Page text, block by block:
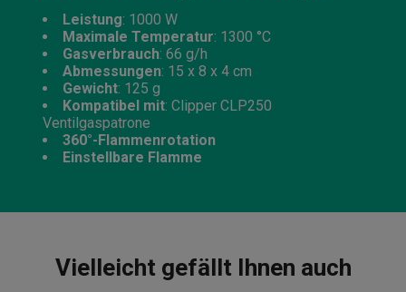
Leistung: 1000 W
Maximale Temperatur: 1300 °C
Gasverbrauch: 66 g/h
Abmessungen: 15 x 8 x 4 cm
Gewicht: 125 g
Kompatibel mit: Clipper CLP250
Ventilgaspatrone
360°-Flammenrotation
Einstellbare Flamme
Vielleicht gefällt Ihnen auch